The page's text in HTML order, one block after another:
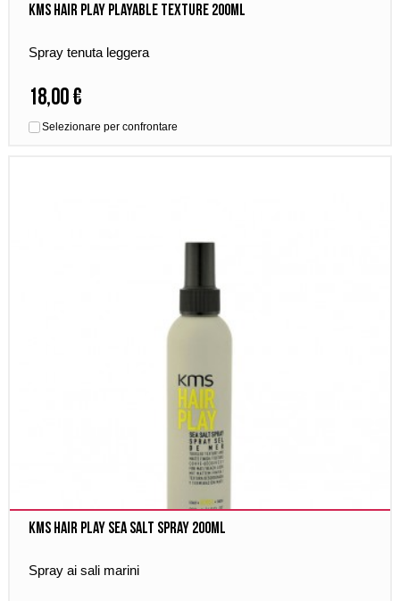
Kms Hair Play Playable Texture 200ml
Spray tenuta leggera
18,00 €
Selezionare per confrontare
Kms Hair Play Sea Salt Spray 200ml
Spray ai sali marini